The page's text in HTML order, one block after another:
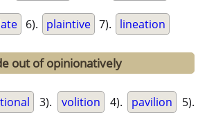
6). plaintive 7). lineation
out of opinionatively
3). volition 4). pavilion 5).